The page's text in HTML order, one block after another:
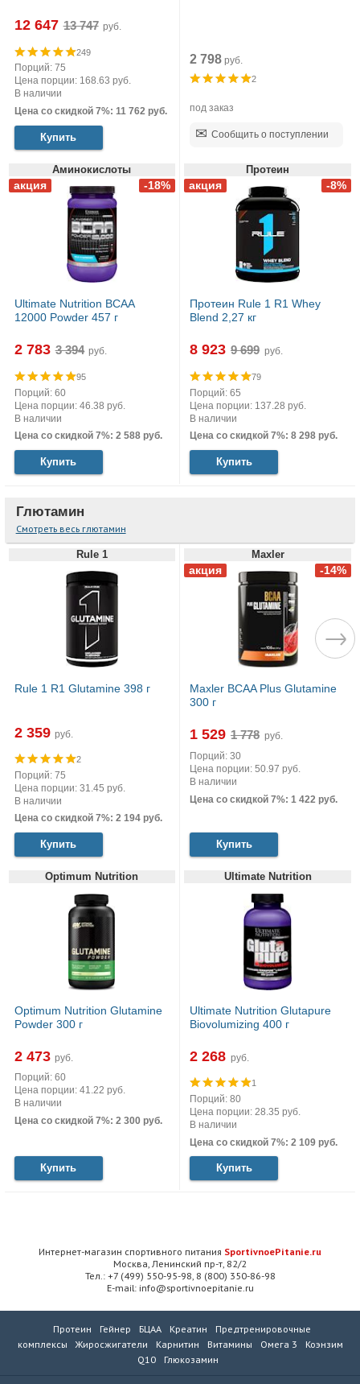
12 647 руб.
249
Порций: 75
Цена порции: 168.63 руб.
В наличии
Цена со скидкой 7%: 11 762 руб.
Купить
2 798 руб.
2
под заказ
Сообщить о поступлении
Аминокислоты
Ultimate Nutrition BCAA
12000 Powder 457 г
2 783 руб.
95
Порций: 60
Цена порции: 46.38 руб.
В наличии
Цена со скидкой 7%: 2 588 руб.
Купить
Протеин
Протеин Rule 1 R1 Whey
Blend 2,27 кг
8 923 руб.
79
Порций: 65
Цена порции: 137.28 руб.
В наличии
Цена со скидкой 7%: 8 298 руб.
Купить
Глютамин
Смотреть весь глютамин
Rule 1
Rule 1 R1 Glutamine 398 г
2 359 руб.
2
Порций: 75
Цена порции: 31.45 руб.
В наличии
Цена со скидкой 7%: 2 194 руб.
Купить
Maxler
Maxler BCAA Plus Glutamine
300 г
1 529
руб.
Порций: 30
Цена порции: 50.97 руб.
В наличии
Цена со скидкой 7%: 1 422 руб.
Купить
Optimum Nutrition
Optimum Nutrition Glutamine
Powder 300 г
2 473 руб.
Порций: 60
Цена порции: 41.22 руб.
В наличии
Цена со скидкой 7%: 2 300 руб.
Купить
Ultimate Nutrition
Ultimate Nutrition Glutapure
Biovolumizing 400 г
2 268 руб.
1
Порций: 80
Цена порции: 28.35 руб.
В наличии
Цена со скидкой 7%: 2 109 руб.
Купить
Интернет-магазин спортивного питания SportivnoePitanie.ru
Москва, Ленинский пр-т, 82/2
Тел.: +7 (499) 550-95-98, 8 (800) 350-86-98
E-mail: info@sportivnoepitanie.ru
Протеин Гейнер БЦАА Креатин
Предтренировочные
комплексы
Жиросжигатели Карнитин Витамины Омега 3
Коэнзим
Q10
Глюкозамин